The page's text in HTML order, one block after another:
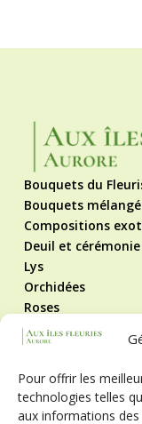
Pour offrir les
technologies telles
aux informations
Bouquets du
Bouquets
Compositions
Deuil et cérémonie
Lys
Orchidées
Roses
Roses éternelles
Contact
Politique de
CGV